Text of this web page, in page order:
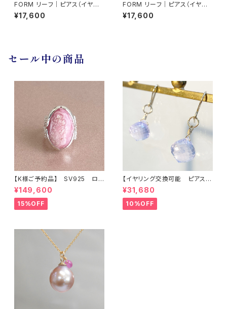
FORM リーフ｜ピアス（イヤリ
ング交換可）
¥17,600
FORM リーフ｜ピアス（イヤリ
ング交換可）
¥17,600
セール中の商品
【K様ご予約品】 SV925 ロ
ードクロサイト インカロー
ズ リング
¥149,600
15%OFF
【イヤリング交換可能 ピアス】
アメシスティンクォーツ
¥31,680
10%OFF